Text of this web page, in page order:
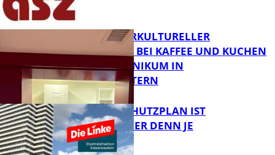
FB News
FB News
FB Gesundheit
NEUER INTERKULTURELLER
TREFFPUNKT BEI KAFFEE UND KUCHEN
IM PFALZKLINIKUM IN
KAISERSLAUTERN
EIN HITZESCHUTZPLAN IST
NOTWENDIGER DENN JE